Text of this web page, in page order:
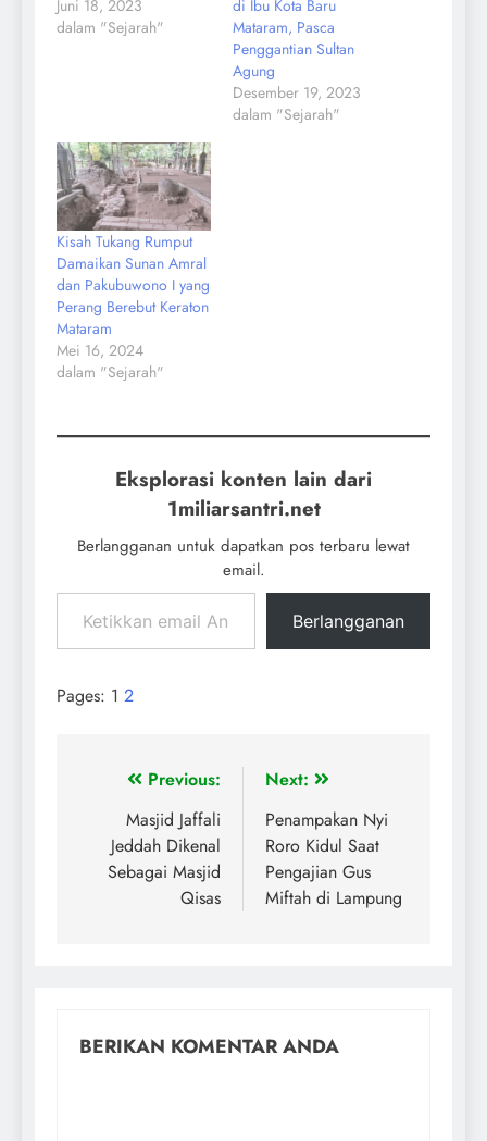
Juni 18, 2023
dalam "Sejarah"
di Ibu Kota Baru
Mataram, Pasca
Penggantian Sultan
Agung
Desember 19, 2023
dalam "Sejarah"
Kisah Tukang Rumput
Damaikan Sunan Amral
dan Pakubuwono I yang
Perang Berebut Keraton
Mataram
Mei 16, 2024
dalam "Sejarah"
Eksplorasi konten lain dari
1miliarsantri.net
Berlangganan untuk dapatkan pos terbaru lewat
email.
Berlangganan
Pages: 1 2
Previous:
Masjid Jaffali
Jeddah Dikenal
Sebagai Masjid
Qisas
Next:
Penampakan Nyi
Roro Kidul Saat
Pengajian Gus
Miftah di Lampung
BERIKAN KOMENTAR ANDA